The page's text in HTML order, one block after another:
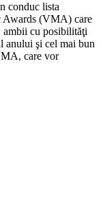
conduc lista
(VMA) care
ambii cu posibilităţi
anului şi cel mai bun
care vor